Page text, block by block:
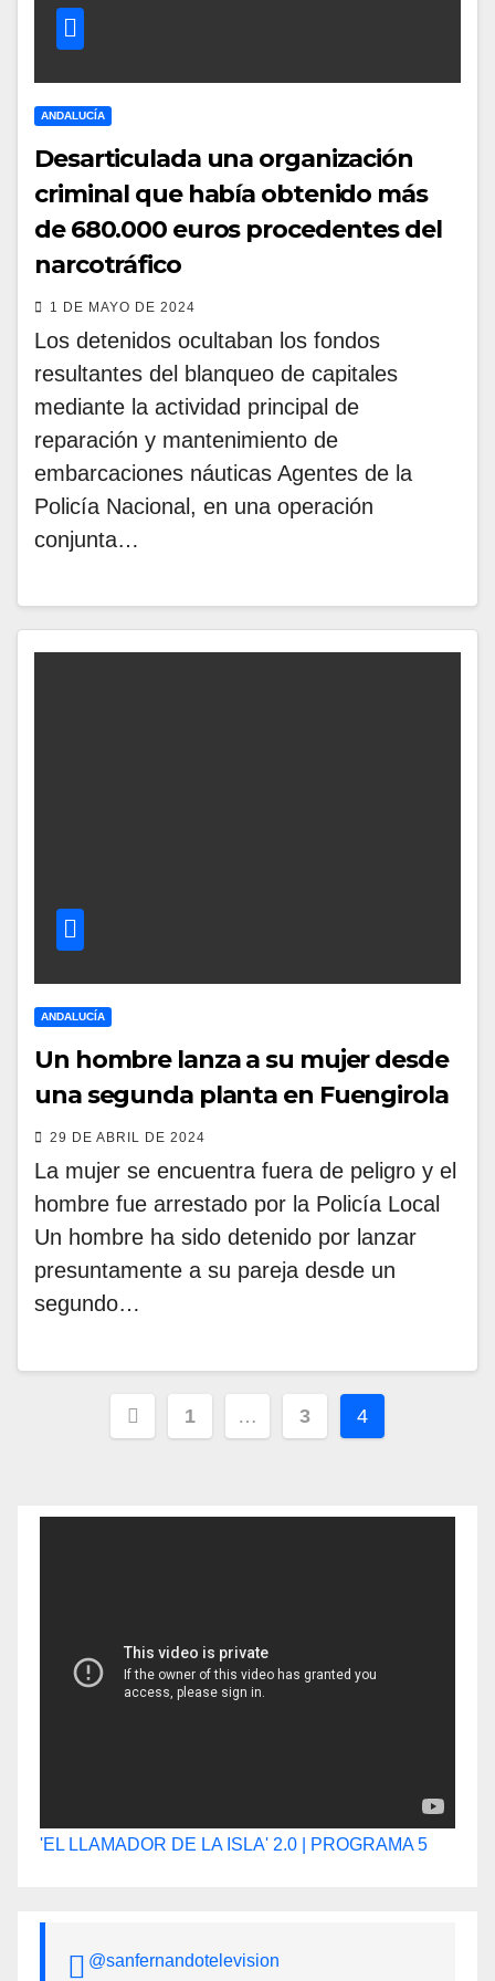
ANDALUCÍA
Desarticulada una organización
criminal que había obtenido más
de 680.000 euros procedentes del
narcotráfico
1 DE MAYO DE 2024
Los detenidos ocultaban los fondos
resultantes del blanqueo de capitales
mediante la actividad principal de
reparación y mantenimiento de
embarcaciones náuticas Agentes de la
Policía Nacional, en una operación
conjunta…
ANDALUCÍA
Un hombre lanza a su mujer desde
una segunda planta en Fuengirola
29 DE ABRIL DE 2024
La mujer se encuentra fuera de peligro y el
hombre fue arrestado por la Policía Local
Un hombre ha sido detenido por lanzar
presuntamente a su pareja desde un
segundo…
Paginación
entradas
1 … 3 4
'EL LLAMADOR DE LA ISLA' 2.0 | PROGRAMA 5
@sanfernandotelevision